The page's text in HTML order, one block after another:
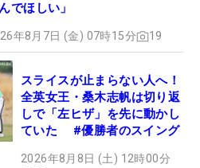
でほしい」
年8月7日 (金) 07時15分 19
スライスが止まらない人へ！
全英女王・桑木志帆は切り返
しで「左ヒザ」を先に動かし
ていた #優勝者のスイング
2026年8月8日 (土) 12時00分